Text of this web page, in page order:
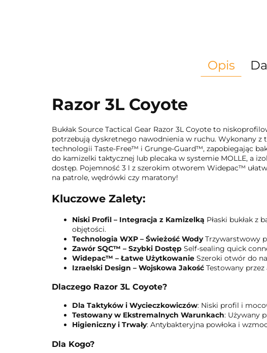
Opis
Razor 3L Coyote
Bukłak Source Tactical Gear Razor 3L Coyote to
potrzebują dyskretnego nawodnienia w ruchu. Wykonany z
technologii Taste-Free™ i Grunge-Guard™, zapobiegając
do kamizelki taktycznej lub plecaka w systemie MOLLE, a
dostęp. Pojemność 3 l z szerokim otworem Widepac™
na patrole, wędrówki czy maratony!
Kluczowe Zalety:
Niski Profil – Integracja z Kamizelką Płaski bukłak z
objętości.
Technologia WXP – Świeżość Wody Trzywarstwowy
Zawór SQC™ – Szybki Dostęp Self-sealing quick
Widepac™ – Łatwe Użytkowanie Szeroki otwór do
Izraelski Design – Wojskowa Jakość Testowany
Dlaczego Razor 3L Coyote?
Dla Taktyków i Wycieczkowiczów: Niski profil i
Testowany w Ekstremalnych Warunkach: Używany
Higieniczny i Trwały: Antybakteryjna powłoka i
Dla Kogo?